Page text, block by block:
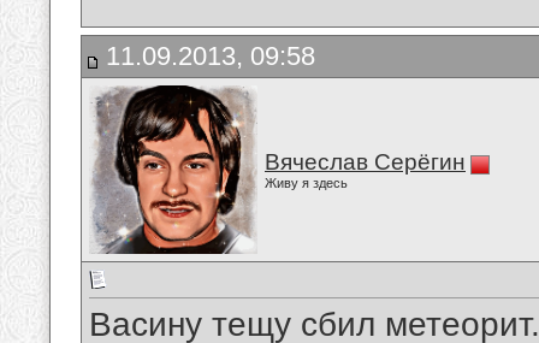
11.09.2013, 09:58
Вячеслав Серёгин
Живу я здесь
Васину тещу сбил